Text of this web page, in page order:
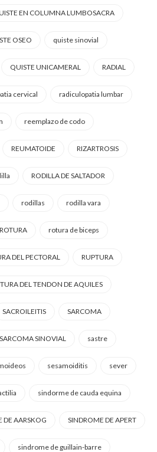
EN COLUMNA LUMBOSACRA
OSEO quiste sinovial
QUISTE UNICAMERAL RADIAL
cervical radiculopatia lumbar
reemplazo de codo
REUMATOIDE RIZARTROSIS
RODILLA DE SALTADOR
rodillas rodilla vara
ROTURA rotura de biceps
DEL PECTORAL RUPTURA
DEL TENDON DE AQUILES
SACROILEITIS SARCOMA
SARCOMA SINOVIAL sastre
sesamoiditis sever
sindorme de cauda equina
DE AARSKOG SINDROME DE APERT
sindrome de guillain-barre